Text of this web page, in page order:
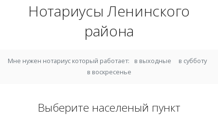
Нотариусы Ленинского
района
Мне нужен нотариус который работает: в выходные
в субботу
в воскресенье
Выберите населеный пункт